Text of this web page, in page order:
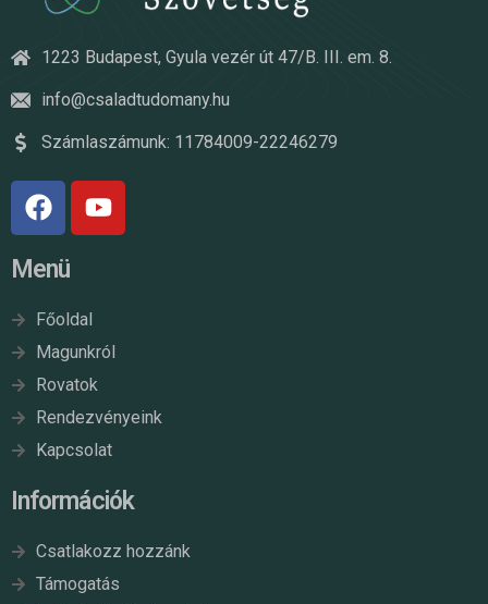
1223 Budapest, Gyula vezér út 47/B. III. em. 8.
info@csaladtudomany.hu
Számlaszámunk: 11784009-22246279
Menü
Főoldal
Magunkról
Rovatok
Rendezvényeink
Kapcsolat
Információk
Csatlakozz hozzánk
Támogatás